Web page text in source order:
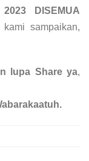
DISEMUA
sampaikan,
lupa Share ya,